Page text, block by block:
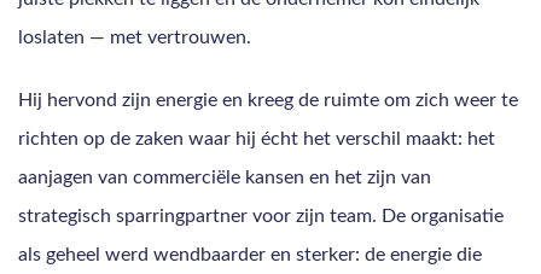
loslaten — met vertrouwen.
Hij hervond zijn energie en kreeg de ruimte om zich weer te
richten op de zaken waar hij écht het verschil maakt: het
aanjagen van commerciële kansen en het zijn van
strategisch sparringpartner voor zijn team. De organisatie
als geheel werd wendbaarder en sterker: de energie die